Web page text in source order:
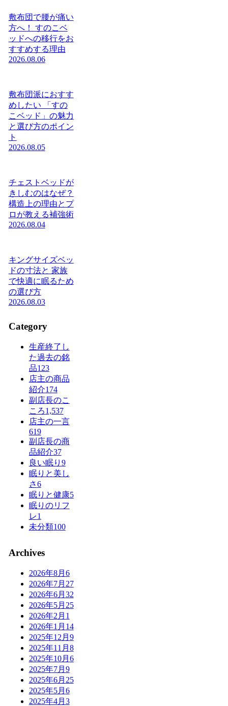
敷布団で腰が痛い
方へ！ すのこベ
ッドへの移行をお
すすめする理由
2026.08.06
敷布団派におすす
めしたい 「すの
こベッド」の魅力
と選び方のポイン
ト
2026.08.05
チェストベッドが
きしむのはなぜ？
構造上の理由とプ
ロが教える補強術
2026.08.04
キングサイズベッ
ドの寸法と 家族
で快適に眠るため
の選び方
2026.08.03
Category
生産終了し
た過去の銘
品123
店主の商品
紹介174
副店長のこ
ころ1,537
店主の一言
619
副店長の商
品紹介37
良い眠り 9
眠りと美し
さ6
眠りと健康5
眠りのリフ
レ1
未分類100
Archives
2026年8月 6
2026年7月 27
2026年6月 32
2026年5月 25
2026年2月 1
2026年1月 14
2025年12月 9
2025年11月 8
2025年10月 6
2025年7月 9
2025年6月 25
2025年5月 6
2025年4月 3